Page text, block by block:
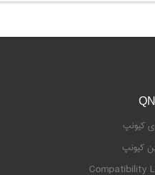
کیونپ
کیونپ